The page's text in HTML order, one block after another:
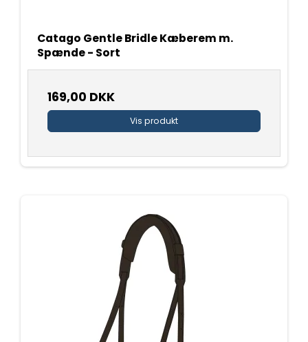
Catago Gentle Bridle Kæberem m.
Spænde - Sort
169,00 DKK
Vis produkt